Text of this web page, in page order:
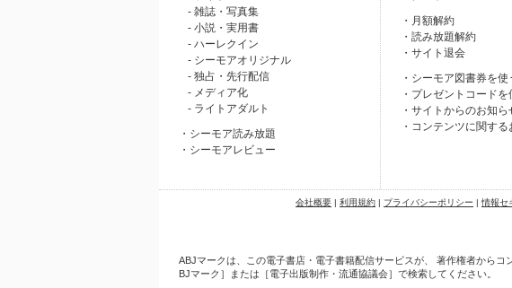
- 雑誌・写真集
- 小説・実用書
- ハーレクイン
- シーモアオリジナル
- 独占・先行配信
- メディア化
- ライトアダルト
・シーモア読み放題
・シーモアレビュー
・月額解約
・読み放題解約
・サイト退会
・シーモア図書券を使
・プレゼントコードを
・サイトからのお知ら
・コンテンツに関す
会社概要 | 利用規約 | プライバシーポリシー | 情報セ
ABJマークは、この電子書店・電子書籍配信サービスが、 著作権者から
BJマーク］または［電子出版制作・流通協議会］で検索してください。